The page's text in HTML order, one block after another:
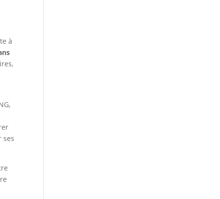
à
ses